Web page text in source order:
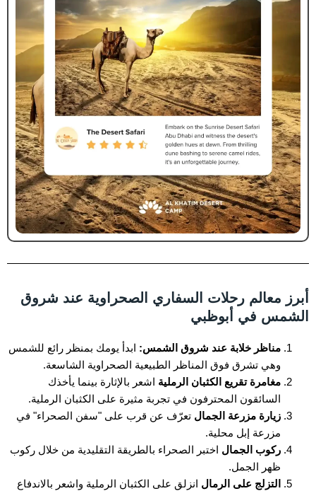
أبرز معالم رحلات السفاري الصحراوية عند شروق
الشمس في أبوظبي
مناظر خلابة عند شروق الشمس: ابدأ يومك بمنظر رائع للشمس
وهي تشرق فوق المناظر الطبيعية الصحراوية الشاسعة.
مغامرة تقريع الكثبان الرملية اشعر بالإثارة بينما يأخذك
السائقون المحترفون في تجربة مثيرة على الكثبان الرملية.
زيارة مزرعة الجمال تعرّف عن قرب على "سفن الصحراء" في
مزرعة إبل محلية.
ركوب الجمال اختبر الصحراء بالطريقة التقليدية من خلال ركوب
ظهر الجمل.
التزلج على الرمال انزلق على الكثبان الرملية واشعر بالاندفاع